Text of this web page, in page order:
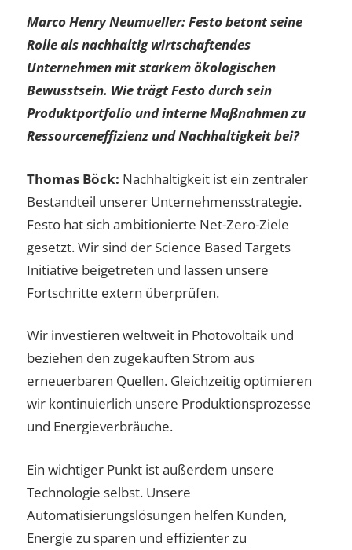
Marco Henry Neumueller: Festo betont seine
Rolle als nachhaltig wirtschaftendes
Unternehmen mit starkem ökologischen
Bewusstsein. Wie trägt Festo durch sein
Produktportfolio und interne Maßnahmen zu
Ressourceneffizienz und Nachhaltigkeit bei?
Thomas Böck: Nachhaltigkeit ist ein zentraler
Bestandteil unserer Unternehmensstrategie.
Festo hat sich ambitionierte Net-Zero-Ziele
gesetzt. Wir sind der Science Based Targets
Initiative beigetreten und lassen unsere
Fortschritte extern überprüfen.
Wir investieren weltweit in Photovoltaik und
beziehen den zugekauften Strom aus
erneuerbaren Quellen. Gleichzeitig optimieren
wir kontinuierlich unsere Produktionsprozesse
und Energieverbräuche.
Ein wichtiger Punkt ist außerdem unsere
Technologie selbst. Unsere
Automatisierungslösungen helfen Kunden,
Energie zu sparen und effizienter zu